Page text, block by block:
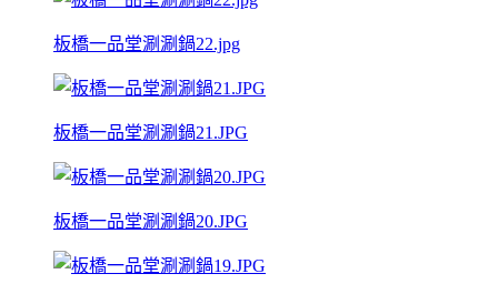
板橋一品堂涮涮鍋22.jpg
板橋一品堂涮涮鍋21.JPG
板橋一品堂涮涮鍋20.JPG